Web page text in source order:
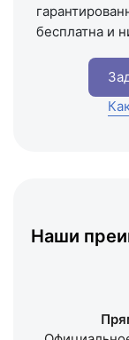
Наши
бесплатна и